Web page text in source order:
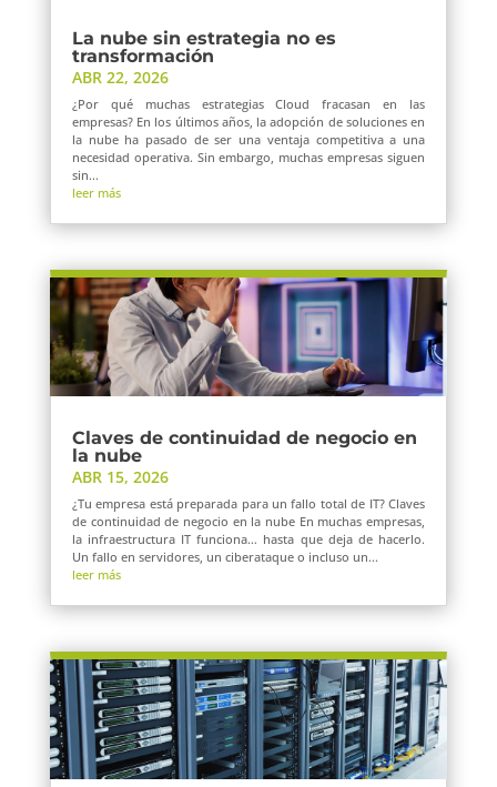
La nube sin estrategia no es
transformación
ABR 22, 2026
¿Por qué muchas estrategias Cloud fracasan en las
empresas? En los últimos años, la adopción de soluciones en
la nube ha pasado de ser una ventaja competitiva a una
necesidad operativa. Sin embargo, muchas empresas siguen
sin...
leer más
Claves de continuidad de negocio en
la nube
ABR 15, 2026
¿Tu empresa está preparada para un fallo total de IT? Claves
de continuidad de negocio en la nube En muchas empresas,
la infraestructura IT funciona… hasta que deja de hacerlo.
Un fallo en servidores, un ciberataque o incluso un...
leer más